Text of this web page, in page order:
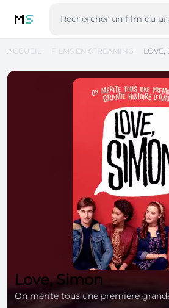
MS
ACCUEIL FILMS EN STREAMING LOVE,
Love, Simon
On mérite tous une première